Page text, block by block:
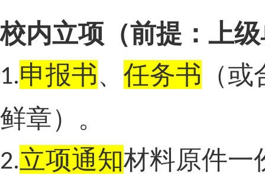
校内立项（前提：上
1.申报书、 任务书 （
鲜章）。
2.立项通知材料原件一